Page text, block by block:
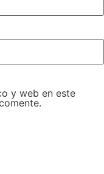
y web en este